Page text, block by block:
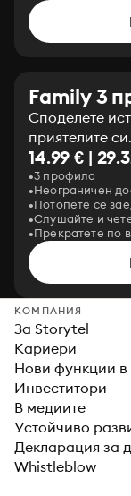
Family 3
Споделете
приятелите си.
14.99 € |
3 профила
Неограничен
Потопете се
Слушайте и
Прекратете по
КОМПАНИЯ
За Storytel
Кариери
Нови функции
Инвеститори
В медиите
Устойчиво
Декларация за
Whistleblow